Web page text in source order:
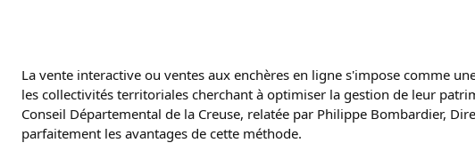
La vente interactive ou ventes aux enchères en ligne s'impose comme
les collectivités territoriales cherchant à optimiser la gestion de leur
Conseil Départemental de la Creuse, relatée par Philippe Bombardier,
parfaitement les avantages de cette méthode.